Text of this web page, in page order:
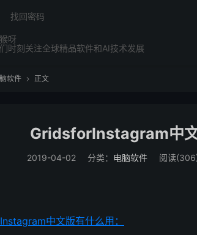
呀
时刻关注全球精品软件和AI技术发展
找回密码
软件  正文
GridsforInstagram中
2019-04-02 分类： 电脑软件 阅读
中文版有什么用：